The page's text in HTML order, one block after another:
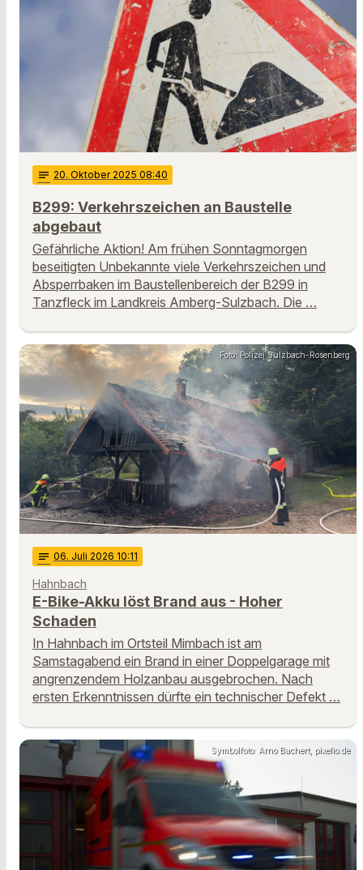
notes 20. Oktober 2025 08:40
B299: Verkehrszeichen an Baustelle
abgebaut
Gefährliche Aktion! Am frühen Sonntagmorgen
beseitigten Unbekannte viele Verkehrszeichen und
Absperrbaken im Baustellenbereich der B299 in
Tanzfleck im Landkreis Amberg-Sulzbach. Die …
Foto: Polizei Sulzbach-Rosenberg
notes 06. Juli 2026 10:11
Hahnbach
E-Bike-Akku löst Brand aus - Hoher
Schaden
In Hahnbach im Ortsteil Mimbach ist am
Samstagabend ein Brand in einer Doppelgarage mit
angrenzendem Holzanbau ausgebrochen. Nach
ersten Erkenntnissen dürfte ein technischer Defekt …
Symbolfoto: Arno Bachert, pixelio.de